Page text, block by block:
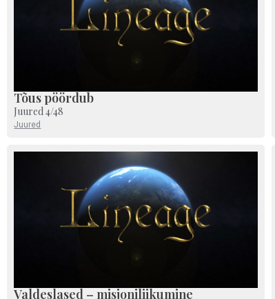
Tõus pöördub
Juured 4/48
Juured
Valdeslased – misjoniliikumine